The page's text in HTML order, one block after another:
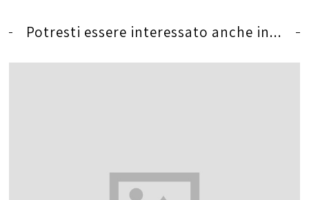
Potresti essere interessato anche in...